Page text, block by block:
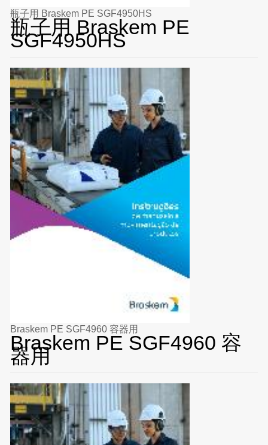
瓶子用 Braskem PE SGF4950HS
瓶子用 Braskem PE
SGF4950HS
Braskem PE SGF4960 容器用
Braskem PE SGF4960 容
器用